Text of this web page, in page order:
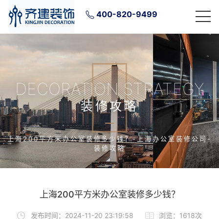
400-820-9499
DECORATION STRATEGY
装修攻略
上海200平方米办公室装修多少钱？-上海办公室装修公司-
装修攻略
上海200平方米办公室装修多少钱？
发布时间：2024-11-20 23:19:58 浏览：1618次